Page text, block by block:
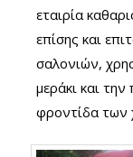
εταιρία
επίσης και
σαλονιών,
μεράκι και
φροντίδα των